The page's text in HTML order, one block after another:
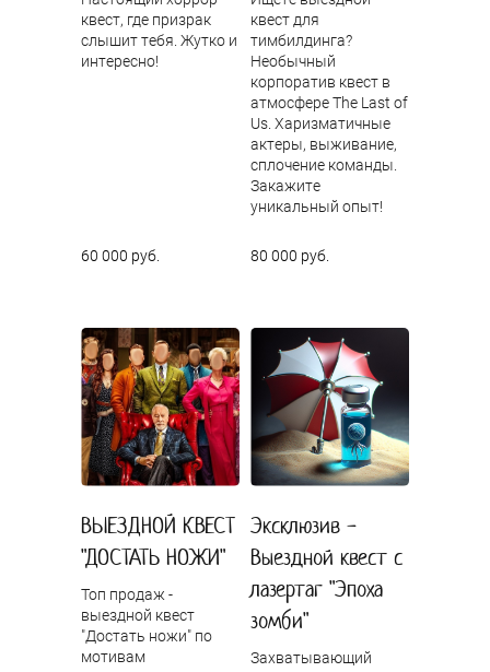
квест, где призрак
слышит тебя. Жутко и
интересно!
60 000 руб.
квест для
тимбилдинга?
Необычный
корпоратив квест в
атмосфере The Last of
Us. Харизматичные
актеры, выживание,
сплочение команды.
Закажите
уникальный опыт!
80 000 руб.
ВЫЕЗДНОЙ КВЕСТ
"ДОСТАТЬ НОЖИ"
Топ продаж -
выездной квест
"Достать ножи" по
мотивам
Эксклюзив -
Выездной квест с
лазертаг "Эпоха
зомби"
Захватывающий